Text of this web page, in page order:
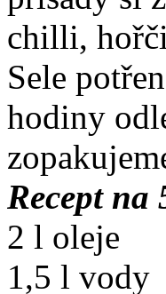
chilli,
Sele
hodiny
Recept
2 l oleje
1,5 l vody